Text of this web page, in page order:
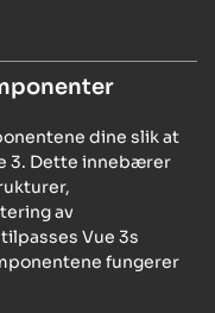
dine slik at
3. Dette innebærer
av
Vue 3s
fungerer